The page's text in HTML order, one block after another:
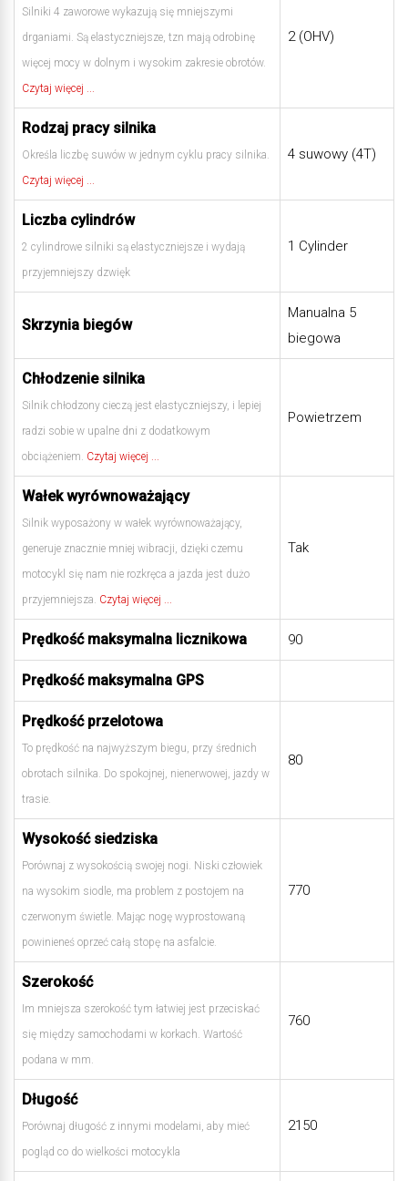
Silniki 4 zaworowe wykazują się mniejszymi
drganiami. Są elastyczniejsze, tzn mają odrobinę
więcej mocy w dolnym i wysokim zakresie obrotów.
Czytaj więcej ...
2 (OHV)
Rodzaj pracy silnika
Określa liczbę suwów w jednym cyklu pracy silnika.
Czytaj więcej ...
4 suwowy (4T)
Liczba cylindrów
2 cylindrowe silniki są elastyczniejsze i wydają
przyjemniejszy dzwięk
1 Cylinder
Skrzynia biegów
Manualna 5
biegowa
Chłodzenie silnika
Silnik chłodzony cieczą jest elastyczniejszy, i lepiej
radzi sobie w upalne dni z dodatkowym
obciążeniem. Czytaj więcej ...
Powietrzem
Wałek wyrównoważający
Silnik wyposażony w wałek wyrównoważający,
generuje znacznie mniej wibracji, dzięki czemu
motocykl się nam nie rozkręca a jazda jest dużo
przyjemniejsza. Czytaj więcej ...
Tak
Prędkość maksymalna licznikowa 90
Prędkość maksymalna GPS
Prędkość przelotowa
To prędkość na najwyższym biegu, przy średnich
obrotach silnika. Do spokojnej, nienerwowej, jazdy w
trasie.
80
Wysokość siedziska
Porównaj z wysokością swojej nogi. Niski człowiek
na wysokim siodle, ma problem z postojem na
czerwonym świetle. Mając nogę wyprostowaną
powinieneś oprzeć całą stopę na asfalcie.
770
Szerokość
Im mniejsza szerokość tym łatwiej jest przeciskać
się między samochodami w korkach. Wartość
podana w mm.
760
Długość
Porównaj długość z innymi modelami, aby mieć
pogląd co do wielkości motocykla
2150